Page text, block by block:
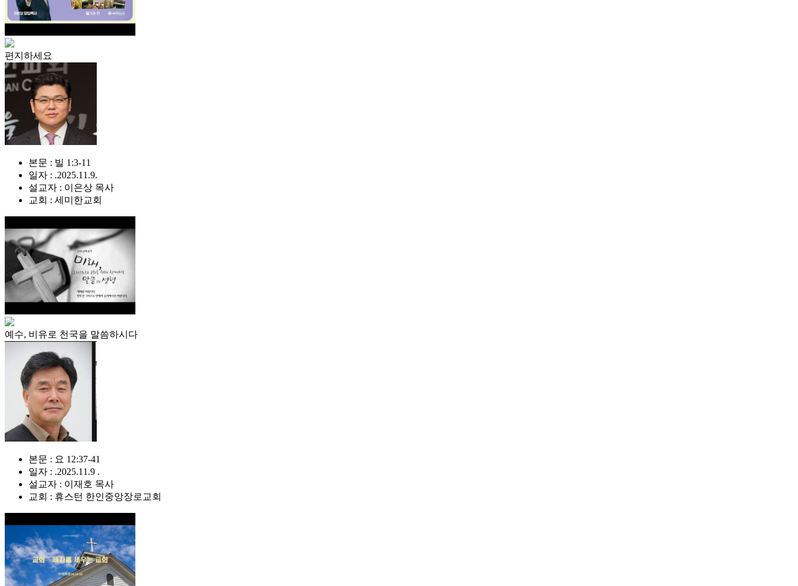
편지하세요
본문 : 빌 1:3-11
일자 : .2025.11.9.
설교자 : 이은상 목사
교회 : 세미한교회
예수, 비유로 천국을 말씀하시다
본문 : 요 12:37-41
일자 : .2025.11.9 .
설교자 : 이재호 목사
교회 : 휴스턴 한인중앙장로교회